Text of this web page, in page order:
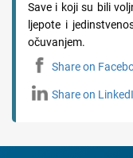
Save i koji su bili
ljepote i
očuvanjem.
Share on
Share on